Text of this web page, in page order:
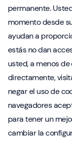
permanente.
momento desde
ayudan a
estás no dan
usted, a menos
directamente,
negar el uso de
navegadores
para tener un
cambiar la